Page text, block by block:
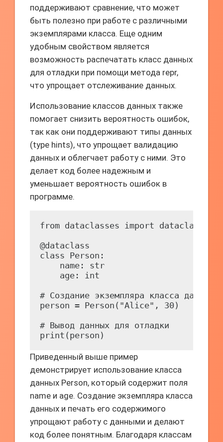
поддерживают сравнение, что может
быть полезно при работе с различными
экземплярами класса. Еще одним
удобным свойством является
возможность распечатать класс данных
для отладки при помощи метода repr,
что упрощает отслеживание данных.
Использование классов данных также
помогает снизить вероятность ошибок,
так как они поддерживают типы данных
(type hints), что упрощает валидацию
данных и облегчает работу с ними. Это
делает код более надежным и
уменьшает вероятность ошибок в
программе.
from dataclasses import dataclass
@dataclass
class Person:
    name: str
    age: int
# Создание экземпляра класса данных
person = Person("Alice", 30)
# Вывод данных для отладки
print(person)
Приведенный выше пример
демонстрирует использование класса
данных Person, который содержит поля
name и age. Создание экземпляра класса
данных и печать его содержимого
упрощают работу с данными и делают
код более понятным. Благодаря классам